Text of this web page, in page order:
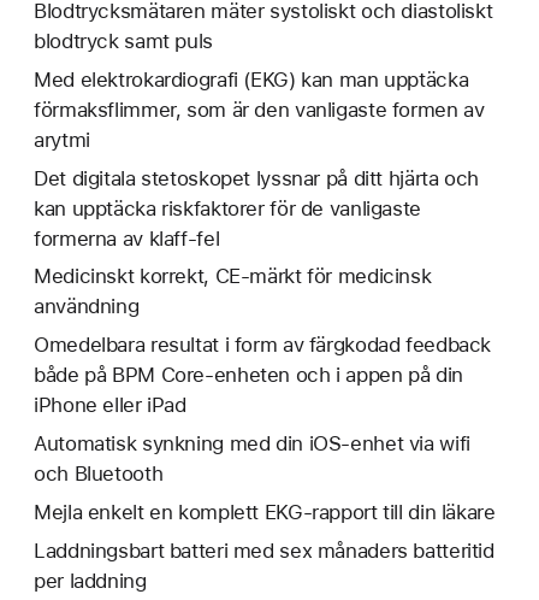
Blodtrycksmätaren mäter systoliskt och diastoliskt
blodtryck samt puls
Med elektrokardiografi (EKG) kan man upptäcka
förmaksflimmer, som är den vanligaste formen av
arytmi
Det digitala stetoskopet lyssnar på ditt hjärta och
kan upptäcka riskfaktorer för de vanligaste
formerna av klaff-fel
Medicinskt korrekt, CE-märkt för medicinsk
användning
Omedelbara resultat i form av färgkodad feedback
både på BPM Core-enheten och i appen på din
iPhone eller iPad
Automatisk synkning med din iOS-enhet via wifi
och Bluetooth
Mejla enkelt en komplett EKG-rapport till din läkare
Laddningsbart batteri med sex månaders batteritid
per laddning